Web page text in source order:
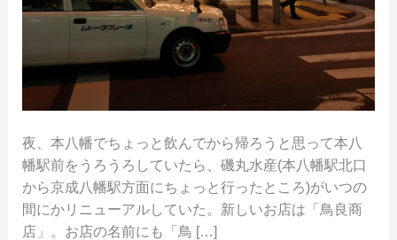
夜、本八幡でちょっと飲んでから帰ろうと思って本八
幡駅前をうろうろしていたら、磯丸水産(本八幡駅北口
から京成八幡駅方面にちょっと行ったところ)がいつの
間にかリニューアルしていた。新しいお店は「鳥良商
店」。お店の名前にも「鳥 […]